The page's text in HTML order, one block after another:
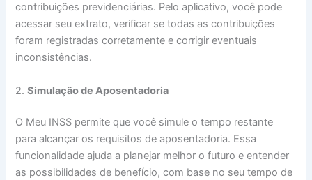
contribuições previdenciárias. Pelo aplicativo, você pode
acessar seu extrato, verificar se todas as contribuições
foram registradas corretamente e corrigir eventuais
inconsistências.
2.Simulação de Aposentadoria
O Meu INSS permite que você simule o tempo restante
para alcançar os requisitos de aposentadoria. Essa
funcionalidade ajuda a planejar melhor o futuro e entender
as possibilidades de benefício, com base no seu tempo de